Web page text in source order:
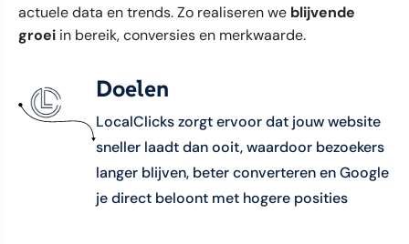
actuele data en trends. Zo realiseren we blijvende
groei in bereik, conversies en merkwaarde.
Doelen
LocalClicks zorgt ervoor dat jouw website
sneller laadt dan ooit, waardoor bezoekers
langer blijven, beter converteren en Google
je direct beloont met hogere posities